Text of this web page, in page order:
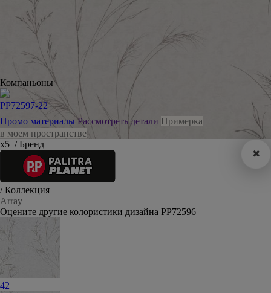
Компаньоны
PP72597-22
Промо материалы Рассмотреть детали Примерка
в моем пространстве
х5
✖
/ Бренд
/ Коллекция
Array
Оцените другие колористики дизайна PP72596
42